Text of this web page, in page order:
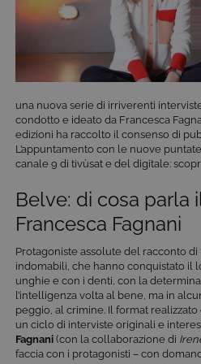
una nuova serie di irriverenti
condotto e ideato da Francesca
edizioni ha raccolto il consenso di
L’appuntamento con le nuove
canale 9 di tivùsat e del digitale:
Belve: di cosa parla
Francesca Fagnani
Protagoniste assolute del racconto di
indomabili, che hanno conquistato il
unghie e con i denti, con la
l’intelligenza volta al bene, ma in
peggio, al crimine. Il format
un ciclo di interviste originali e
Fagnani (con la collaborazione di
faccia con i protagonisti – con